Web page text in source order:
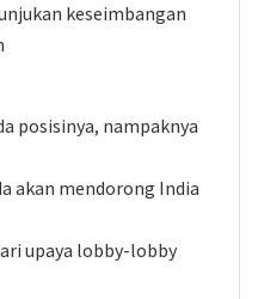
keseimbangan
posisinya, nampaknya
akan mendorong India
upaya lobby-lobby